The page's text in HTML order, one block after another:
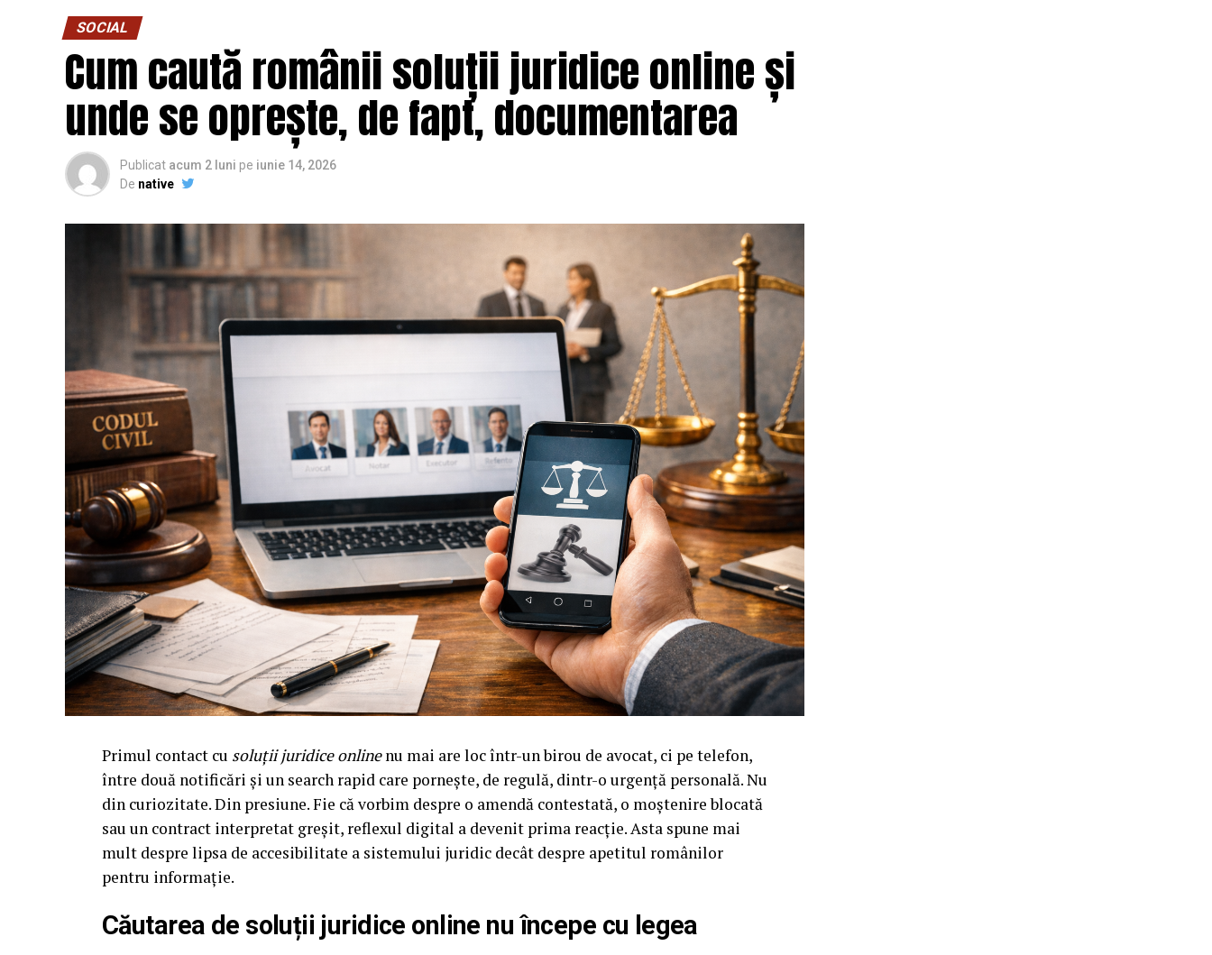
SOCIAL
Cum caută românii soluții juridice online și
unde se oprește, de fapt, documentarea
Publicat acum 2 luni pe iunie 14, 2026
De native
Primul contact cu soluții juridice onlinenu mai are loc într-un birou de avocat, ci pe telefon,
între două notificări și un search rapid care pornește, de regulă, dintr-o urgență personală. Nu
din curiozitate. Din presiune. Fie că vorbim despre o amendă contestată, o moștenire blocată
sau un contract interpretat greșit, reflexul digital a devenit prima reacție. Asta spune mai
mult despre lipsa de accesibilitate a sistemului juridic decât despre apetitul românilor
pentru informație.
Căutarea de soluții juridice online nu începe cu legea